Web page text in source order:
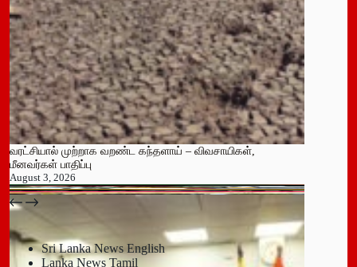
வரட்சியால் முற்றாக வறண்ட கந்தளாய் – விவசாயிகள்,
மீனவர்கள் பாதிப்பு
August 3, 2026
பதுளை மாநகர சபையின் NPP உறுப்பினர் திடீர் ராஜினாமா!
July 14, 2026
Sri Lanka News English
Lanka News Tamil